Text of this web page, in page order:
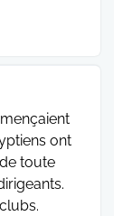
ont
toute